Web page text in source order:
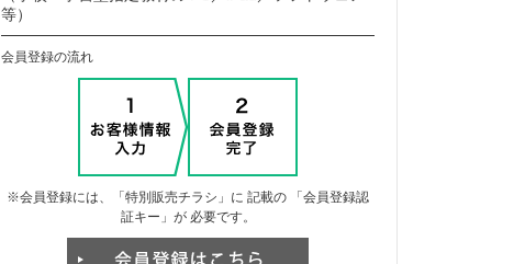
等）
会員登録の流れ
※会員登録には、「特別販売チラシ」に 記載の 「会員登録認
証キー」が 必要です。